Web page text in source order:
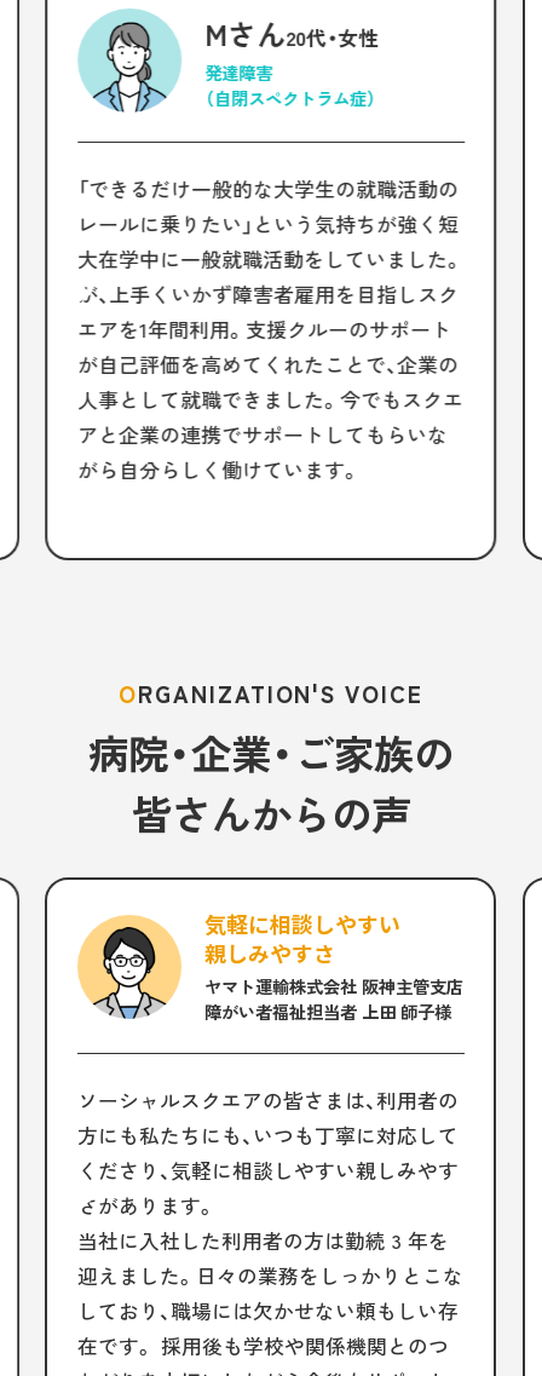
Mさん20代・女性
発達障害
（自閉スペクトラム症）
「できるだけ一般的な大学生の就職活動の
レールに乗りたい」という気持ちが強く短
大在学中に一般就職活動をしていました。
が、上手くいかず障害者雇用を目指しスク
エアを1年間利用。支援クルーのサポート
が自己評価を高めてくれたことで、企業の
人事として就職できました。今でもスクエ
アと企業の連携でサポートしてもらいな
がら自分らしく働けています。
ORGANIZATION'S VOICE
病院・企業・ご家族の
皆さんからの声
気軽に相談しやすい
親しみやすさ
ヤマト運輸株式会社 阪神主管支店
障がい者福祉担当者 上田 師子様
ソーシャルスクエアの皆さまは、利用者の
方にも私たちにも、いつも丁寧に対応して
くださり、気軽に相談しやすい親しみやす
さがあります。
当社に入社した利用者の方は勤続 3 年を
迎えました。日々の業務をしっかりとこな
しており、職場には欠かせない頼もしい存
在です。 採用後も学校や関係機関とのつ